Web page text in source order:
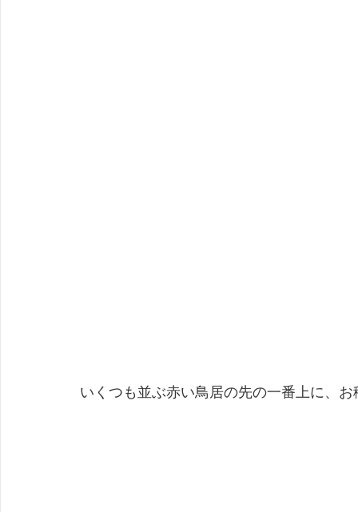
いくつも並ぶ赤い鳥居の先の一番上に、